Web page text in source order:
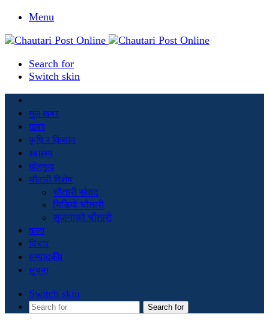
Menu
Search for
Switch skin
मूल खबर
खबर
कृषि र किसान
स्वास्थ्य
खेलकुद
चौतारी विशेष
चौतारी संवाद
भिडियो चौतारी
सृजनाको चौतारी
कला
विचार
सम्पादकीय
सुचना
Switch skin
Search for